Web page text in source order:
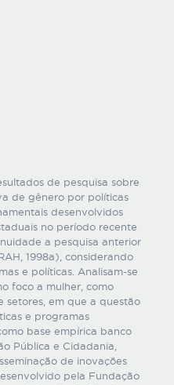
de pesquisa sobre
de gênero por políticas
desenvolvidos
no período recente
a pesquisa anterior
1998a), considerando
e políticas. Analisam-se
foco a mulher, como
setores, em que a questão
e programas
base empírica banco
Pública e Cidadania,
de inovações
pela Fundação